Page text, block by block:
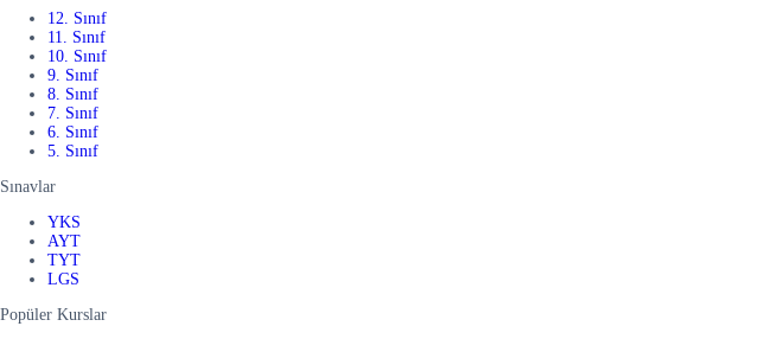
12. Sınıf
11. Sınıf
10. Sınıf
9. Sınıf
8. Sınıf
7. Sınıf
6. Sınıf
5. Sınıf
Sınavlar
YKS
AYT
TYT
LGS
Popüler Kurslar